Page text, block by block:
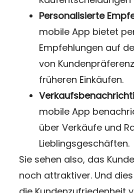
Personalisierte
mobile App bietet
Empfehlungen auf
von
früheren Einkäufen.
mobile App
über Verkäufe und
Lieblingsgeschäften.
Sie sehen also, das
noch attraktiver. Und